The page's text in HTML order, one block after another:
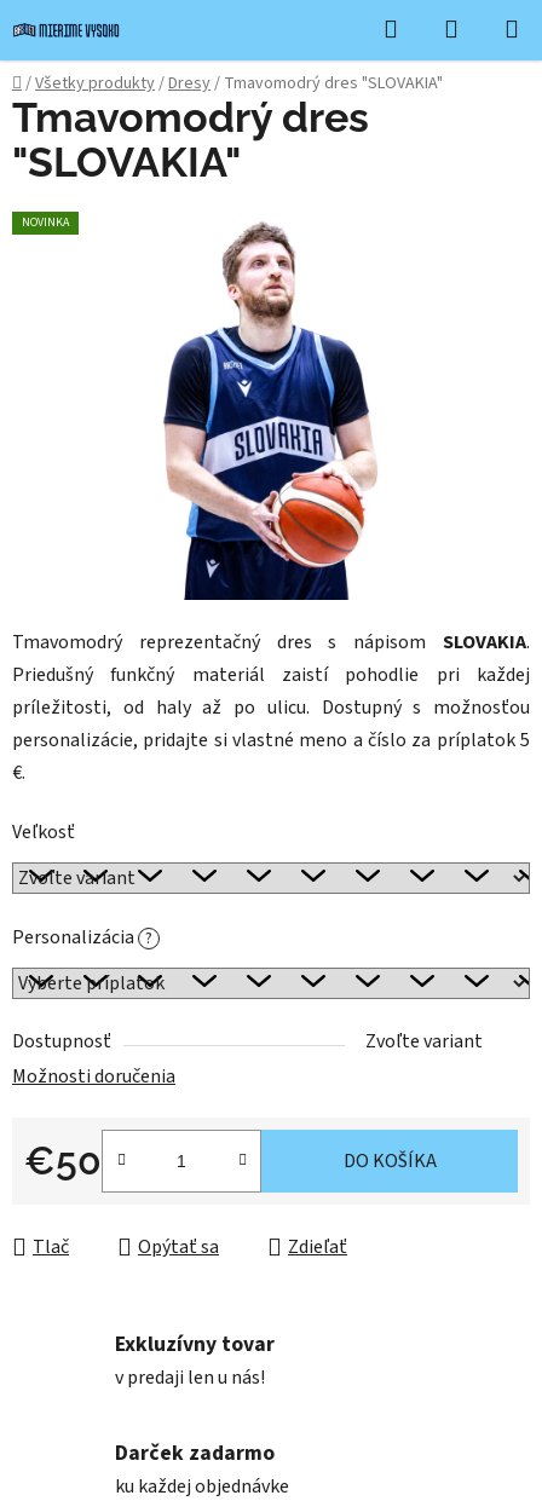
na
obsah
Hľadať
KOŠÍK
Domov
/Všetky produkty/Dresy/ Tmavomodrý dres "SLOVAKIA"
Tmavomodrý reprezentačný dres s nápisom SLOVAKIA.
Priedušný funkčný materiál zaistí pohodlie pri každej
príležitosti, od haly až po ulicu. Dostupný s možnosťou
personalizácie, pridajte si vlastné meno a číslo za príplatok 5
€.
Veľkosť
Personalizácia ?
Dostupnosť
Zvoľte variant
Možnosti doručenia
€50
Jednotková cena:
DO KOŠÍKA
Tlač Opýtať sa Zdieľať
Tmavomodrý dres
"SLOVAKIA"
NOVINKA
Exkluzívny tovar
v predaji len u nás!
Darček zadarmo
ku každej objednávke